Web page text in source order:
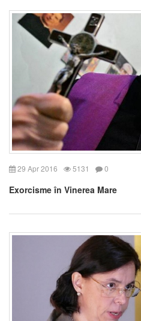
29 Apr 2016 5131 0
Exorcisme în Vinerea Mare